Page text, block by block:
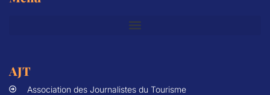
AJT
Association des Journalistes du Tourisme